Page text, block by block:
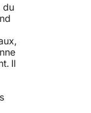
du
Il